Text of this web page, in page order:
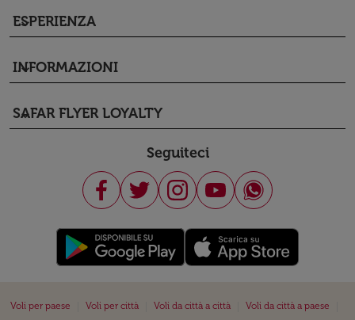
ESPERIENZA
keyboard_arrow_down
INFORMAZIONI
keyboard_arrow_down
SAFAR FLYER LOYALTY
keyboard_arrow_down
Seguiteci
Voli per paese Voli per città Voli da città a città Voli da città a paese